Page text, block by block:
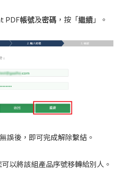
PDF帳號及密碼 ，按「繼續」。
誤後，即可完成解除繫結。
以將該組產品序號移轉給別人。